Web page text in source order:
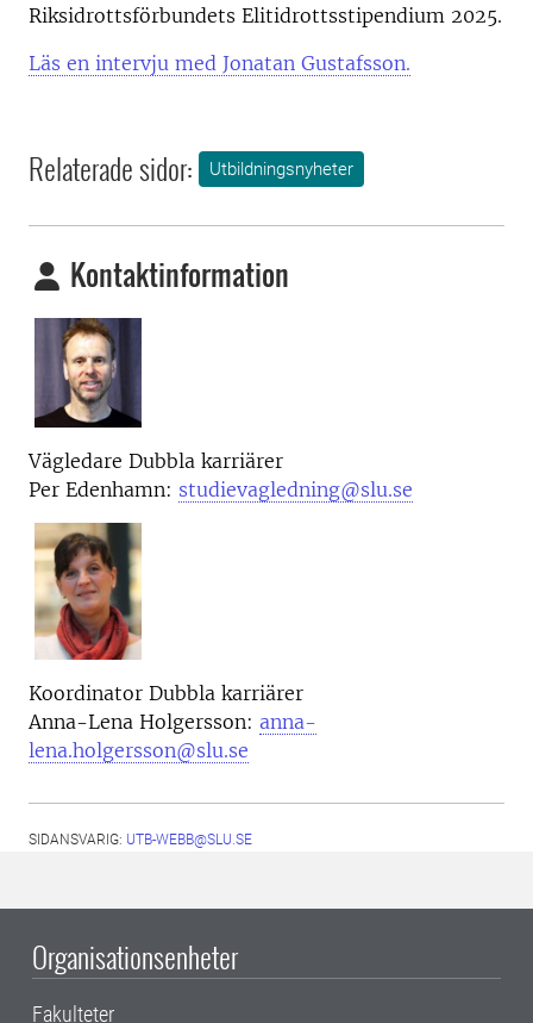
Riksidrottsförbundets Elitidrottsstipendium 2025.
Läs en intervju med Jonatan Gustafsson.
Relaterade sidor: Utbildningsnyheter
Kontaktinformation
Vägledare Dubbla karriärer
Per Edenhamn: studievagledning@slu.se
Koordinator Dubbla karriärer
Anna-Lena Holgersson: anna-
lena.holgersson@slu.se
SIDANSVARIG: UTB-WEBB@SLU.SE
Organisationsenheter
Fakulteter